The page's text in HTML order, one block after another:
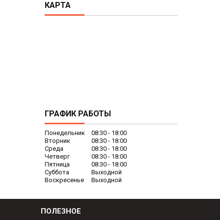
КАРТА
ГРАФИК РАБОТЫ
Понедельник 08:30
18:00
Вторник
08:30
18:00
Среда
08:30
18:00
Четверг
08:30
18:00
Пятница
08:30
18:00
Суббота
Выходной
Воскресенье
Выходной
ПОЛЕЗНОЕ